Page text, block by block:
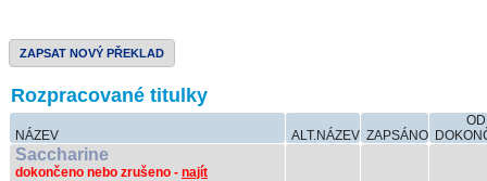
ZAPSAT NOVÝ PŘEKLAD
Rozpracované titulky
NÁZEV ALT.NÁZEV ZAPSÁNO
Saccharine
dokončeno nebo zrušeno - najít